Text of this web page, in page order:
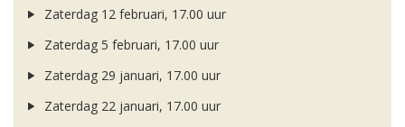
Zaterdag 12 februari, 17.00 uur
Zaterdag 5 februari, 17.00 uur
Zaterdag 29 januari, 17.00 uur
Zaterdag 22 januari, 17.00 uur